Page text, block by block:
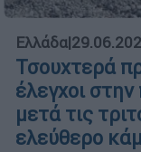
Ελλάδα|
Τσουχτερά
έλεγχοι
μετά τις
ελεύθερο